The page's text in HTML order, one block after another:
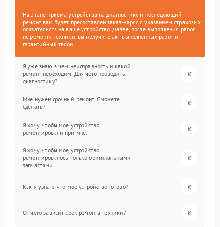
На этапе приема устройства на диагностику и последующий
ремонт вам будет предоставлен заказ-наряд с указанием страховых
обязательств на ваше устройство. Далее, после выполнения работ
по ремонту техники, вы получите акт выполненных работ и
гарантийный талон.
Я уже знаю в чем неисправность и какой
ремонт необходим. Для чего проводить
диагностику?
Мне нужен срочный ремонт. Сможете
сделать?
Я хочу, чтобы мое устройство
ремонтировали при мне.
Я хочу, чтобы мое устройство
ремонтировалось только оригинальными
запчастями.
Как я узнаю, что мое устройство готово?
От чего зависит срок ремонта техники?